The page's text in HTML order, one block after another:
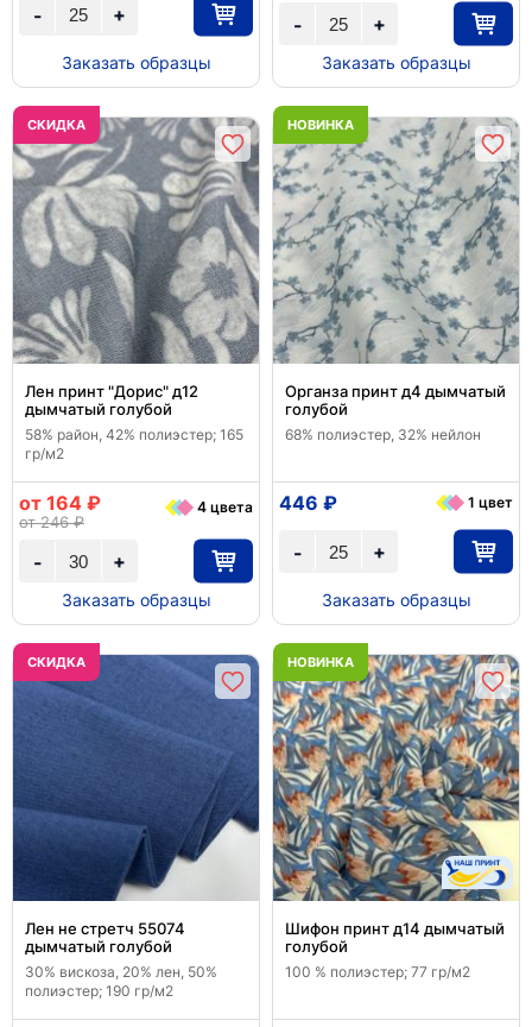
+
-
Заказать образцы
+
-
Заказать образцы
CКИДКА
Лен принт "Дорис" д12
дымчатый голубой
58% район, 42% полиэстер; 165
гр/м2
+
-
от 164 ₽
от 246 ₽
4 цвета
Заказать образцы
НОВИНКА
Органза принт д4 дымчатый
голубой
68% полиэстер, 32% нейлон
+
-
446 ₽ 1 цвет
Заказать образцы
CКИДКА
Лен не стретч 55074
дымчатый голубой
30% вискоза, 20% лен, 50%
полиэстер; 190 гр/м2
НОВИНКА
Шифон принт д14 дымчатый
голубой
100 % полиэстер; 77 гр/м2